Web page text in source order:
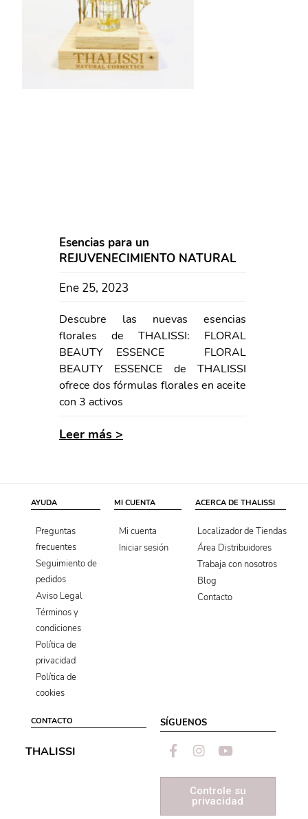
Esencias para un
REJUVENECIMIENTO NATURAL
Ene 25, 2023
Descubre las nuevas esencias
florales de THALISSI: FLORAL
BEAUTY ESSENCE FLORAL
BEAUTY ESSENCE de THALISSI
ofrece dos fórmulas florales en aceite
con 3 activos
Leer más >
AYUDA
Preguntas
frecuentes
Seguimiento de
pedidos
Aviso Legal
Términos y
condiciones
Política de
privacidad
Política de
cookies
MI CUENTA
Mi cuenta
Iniciar sesión
ACERCA DE THALISSI
Localizador de Tiendas
Área Distribuidores
Trabaja con nosotros
Blog
Contacto
CONTACTO
THALISSI
SÍGUENOS
Controle su
privacidad